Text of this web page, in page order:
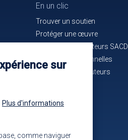
En un clic
Trouver un soutien
Protéger une œuvre
La maison des auteurs SACD
Alertes professionnelles
La mutuelle des auteurs
sur
Plus d'informations
comme naviguer